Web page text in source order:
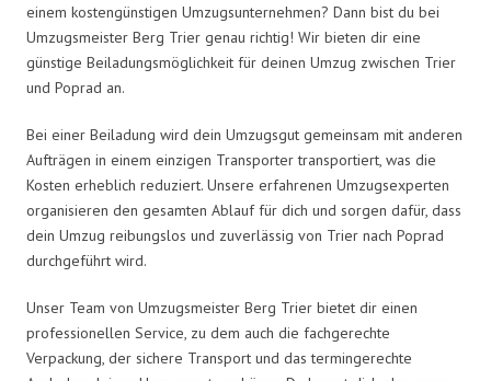
einem kostengünstigen Umzugsunternehmen? Dann bist du bei
Umzugsmeister Berg Trier genau richtig! Wir bieten dir eine
günstige Beiladungsmöglichkeit für deinen Umzug zwischen Trier
und Poprad an.
Bei einer Beiladung wird dein Umzugsgut gemeinsam mit anderen
Aufträgen in einem einzigen Transporter transportiert, was die
Kosten erheblich reduziert. Unsere erfahrenen Umzugsexperten
organisieren den gesamten Ablauf für dich und sorgen dafür, dass
dein Umzug reibungslos und zuverlässig von Trier nach Poprad
durchgeführt wird.
Unser Team von Umzugsmeister Berg Trier bietet dir einen
professionellen Service, zu dem auch die fachgerechte
Verpackung, der sichere Transport und das termingerechte